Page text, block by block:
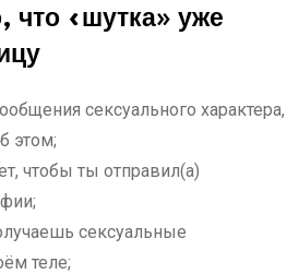
что «шутка» уже
сексуального характера,
этом;
чтобы ты отправил(а)
сексуальные
теле;